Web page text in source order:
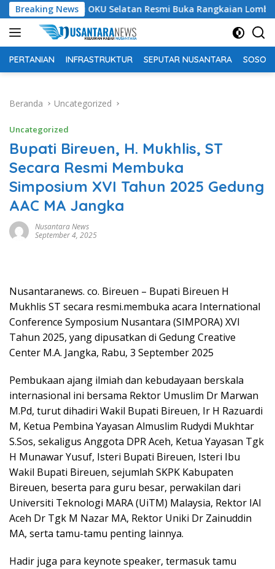
Langsung
ke
konten
Breaking News
OKU Selatan Resmi Buka Rangkaian Lomba Peringatan
PERTANIAN INFRASTRUKTUR SEPUTAR NUSANTARA SOSOK
Beranda Uncategorized
Uncategorized
Bupati Bireuen, H. Mukhlis, ST
Secara Resmi Membuka
Simposium XVI Tahun 2025 Gedung
AAC MA Jangka
Nusantara News
September 4, 2025
Nusantaranews. co. Bireuen – Bupati Bireuen H
Mukhlis ST secara resmi.membuka acara International
Conference Symposium Nusantara (SIMPORA) XVI
Tahun 2025, yang dipusatkan di Gedung Creative
Center M.A. Jangka, Rabu, 3 September 2025
Pembukaan ajang ilmiah dan kebudayaan berskala
internasional ini bersama Rektor Umuslim Dr Marwan
M.Pd, turut dihadiri Wakil Bupati Bireuen, Ir H Razuardi
M, Ketua Pembina Yayasan Almuslim Rudydi Mukhtar
S.Sos, sekaligus Anggota DPR Aceh, Ketua Yayasan Tgk
H Munawar Yusuf, Isteri Bupati Bireuen, Isteri Ibu
Wakil Bupati Bireuen, sejumlah SKPK Kabupaten
Bireuen, beserta para guru besar, perwakilan dari
Universiti Teknologi MARA (UiTM) Malaysia, Rektor IAI
Aceh Dr Tgk M Nazar MA, Rektor Uniki Dr Zainuddin
MA, serta tamu-tamu penting lainnya.
Hadir juga para keynote speaker, termasuk tamu